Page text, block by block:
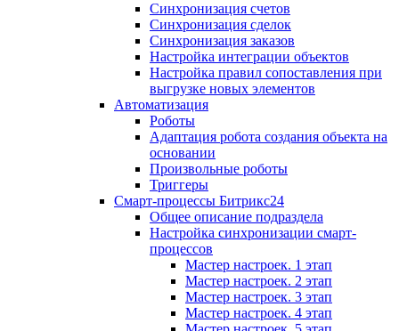
Синхронизация счетов
Синхронизация сделок
Синхронизация заказов
Настройка интеграции объектов
Настройка правил сопоставления при
выгрузке новых элементов
Автоматизация
Роботы
Адаптация робота создания объекта на
основании
Произвольные роботы
Триггеры
Смарт-процессы Битрикс24
Общее описание подраздела
Настройка синхронизации смарт-
процессов
Мастер настроек. 1 этап
Мастер настроек. 2 этап
Мастер настроек. 3 этап
Мастер настроек. 4 этап